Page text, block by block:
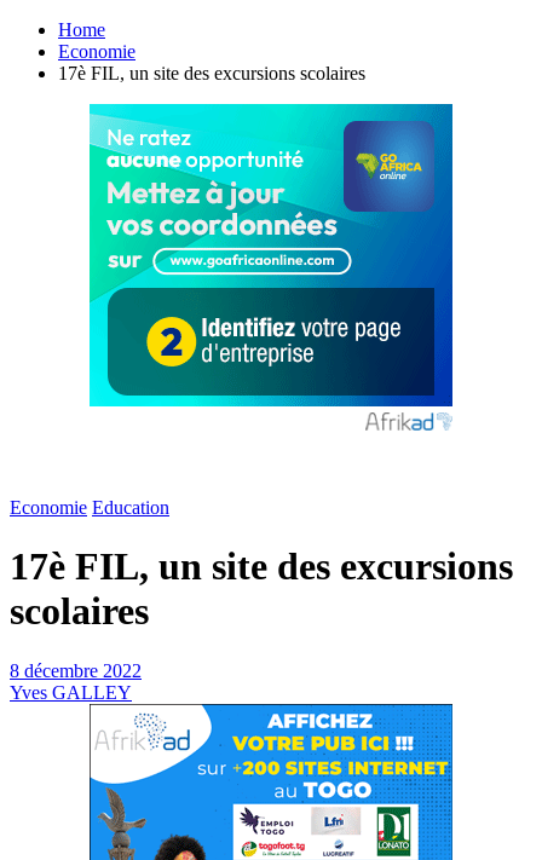
Home
Economie
17è FIL, un site des excursions scolaires
Economie Education
17è FIL, un site des excursions
scolaires
8 décembre 2022
Yves GALLEY